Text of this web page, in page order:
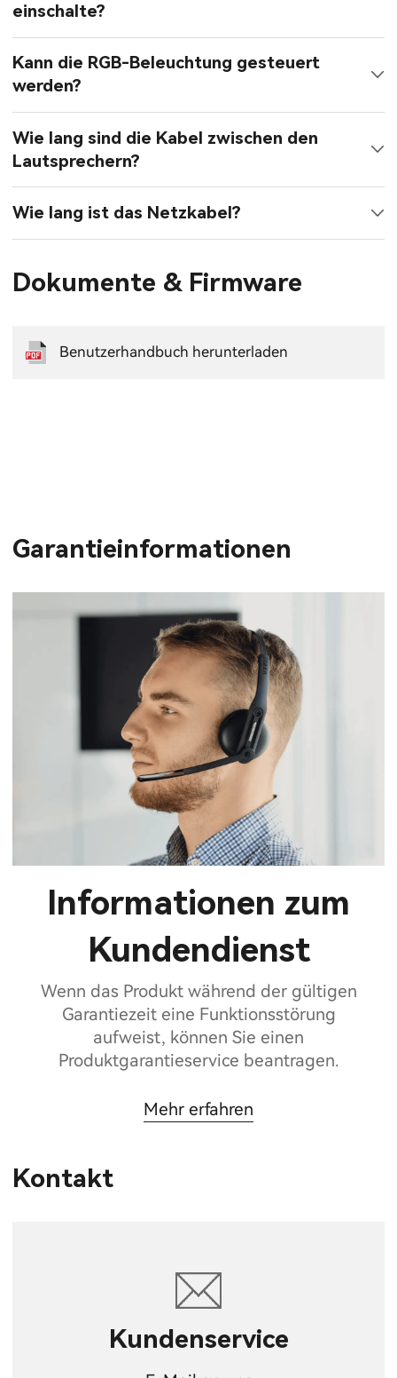
einschalte?
Kann die RGB-Beleuchtung gesteuert
werden?
Wie lang sind die Kabel zwischen den
Lautsprechern?
Wie lang ist das Netzkabel?
Dokumente & Firmware
Benutzerhandbuch herunterladen
Garantieinformationen
Informationen zum
Kundendienst
Wenn das Produkt während der gültigen
Garantiezeit eine Funktionsstörung
aufweist, können Sie einen
Produktgarantieservice beantragen.
Mehr erfahren
Kontakt
Kundenservice